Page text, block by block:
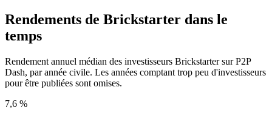
Rendements de Brickstarter dans le
temps
Rendement annuel médian des investisseurs Brickstarter sur P2P
Dash, par année civile. Les années comptant trop peu d'investisseurs
pour être publiées sont omises.
7,6 %